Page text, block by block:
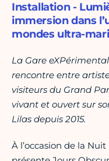
Installation -
immersion dans
mondes ultra-
La Gare
rencontre entre
visiteurs du Grand
vivant et ouvert sur
Lilas depuis 2015.
À l’occasion de la